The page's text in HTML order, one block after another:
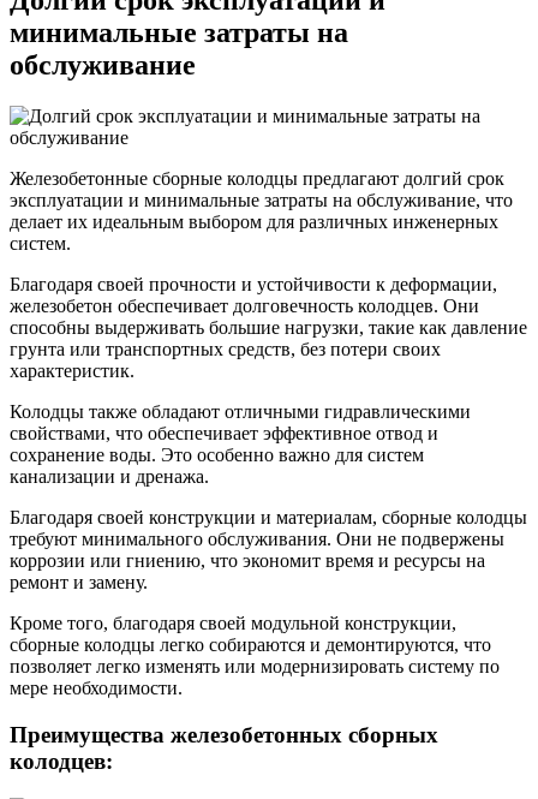
минимальные затраты на
обслуживание
Железобетонные сборные колодцы предлагают долгий срок
эксплуатации и минимальные затраты на обслуживание, что
делает их идеальным выбором для различных инженерных
систем.
Благодаря своей прочности и устойчивости к деформации,
железобетон обеспечивает долговечность колодцев. Они
способны выдерживать большие нагрузки, такие как давление
грунта или транспортных средств, без потери своих
характеристик.
Колодцы также обладают отличными гидравлическими
свойствами, что обеспечивает эффективное отвод и
сохранение воды. Это особенно важно для систем
канализации и дренажа.
Благодаря своей конструкции и материалам, сборные колодцы
требуют минимального обслуживания. Они не подвержены
коррозии или гниению, что экономит время и ресурсы на
ремонт и замену.
Кроме того, благодаря своей модульной конструкции,
сборные колодцы легко собираются и демонтируются, что
позволяет легко изменять или модернизировать систему по
мере необходимости.
Преимущества железобетонных сборных
колодцев: